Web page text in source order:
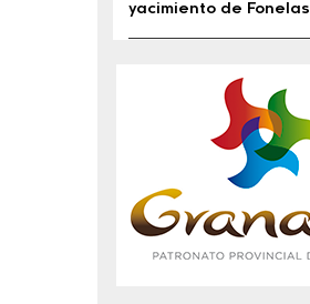
yacimiento de Fonelas